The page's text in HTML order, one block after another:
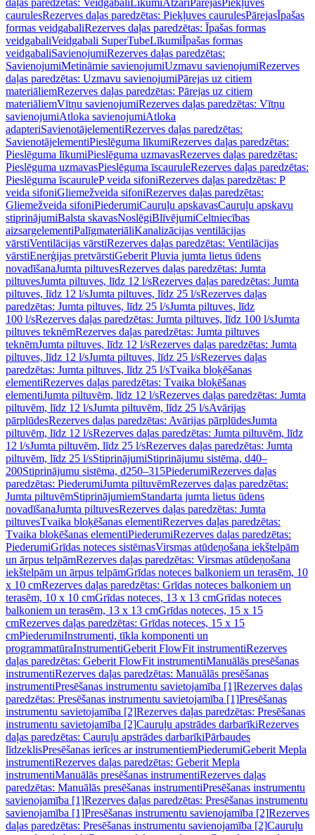
daļas paredzētas: Veidgabali LīkumiAtzari PārejasPiekļuves
caurulesRezerves daļas paredzētas: Piekļuves caurulesPārejasĪpašas
formas veidgabaliRezerves daļas paredzētas: Īpašas formas
veidgabaliVeidgabali SuperTubeLīkumiĪpašas formas
veidgabaliSavienojumiRezerves daļas paredzētas:
SavienojumiMetināmie savienojumiUzmavu savienojumiRezerves
daļas paredzētas: Uzmavu savienojumiPārejas uz citiem
materiāliemRezerves daļas paredzētas: Pārejas uz citiem
materiāliemVītņu savienojumiRezerves daļas paredzētas: Vītņu
savienojumiAtloka savienojumiAtloka
adapteriSavienotājelementiRezerves daļas paredzētas:
SavienotājelementiPieslēguma līkumiRezerves daļas paredzētas:
Pieslēguma līkumiPieslēguma uzmavasRezerves daļas paredzētas:
Pieslēguma uzmavasPieslēguma īscauruleRezerves daļas paredzētas:
Pieslēguma īscauruleP veida sifoniRezerves daļas paredzētas: P
veida sifoniGliemežveida sifoniRezerves daļas paredzētas:
Gliemežveida sifoniPiederumiCauruļu apskavasCauruļu apskavu
stiprinājumiBalsta skavasNoslēgiBlīvējumiCeltniecības
aizsargelementiPalīgmateriāliKanalizācijas ventilācijas
vārstiVentilācijas vārstiRezerves daļas paredzētas: Ventilācijas
vārstiEnerģijas pretvārstiGeberit Pluvia jumta lietus ūdens
novadīšanaJumta piltuvesRezerves daļas paredzētas: Jumta
piltuvesJumta piltuves, līdz 12 l/sRezerves daļas paredzētas: Jumta
piltuves, līdz 12 l/sJumta piltuves, līdz 25 l/sRezerves daļas
paredzētas: Jumta piltuves, līdz 25 l/sJumta piltuves, līdz
100 l/sRezerves daļas paredzētas: Jumta piltuves, līdz 100 l/sJumta
piltuves teknēmRezerves daļas paredzētas: Jumta piltuves
teknēmJumta piltuves, līdz 12 l/sRezerves daļas paredzētas: Jumta
piltuves, līdz 12 l/sJumta piltuves, līdz 25 l/sRezerves daļas
paredzētas: Jumta piltuves, līdz 25 l/sTvaika bloķēšanas
elementiRezerves daļas paredzētas: Tvaika bloķēšanas
elementiJumta piltuvēm, līdz 12 l/sRezerves daļas paredzētas: Jumta
piltuvēm, līdz 12 l/sJumta piltuvēm, līdz 25 l/sAvārijas
pārplūdesRezerves daļas paredzētas: Avārijas pārplūdesJumta
piltuvēm, līdz 12 l/sRezerves daļas paredzētas: Jumta piltuvēm, līdz
12 l/sJumta piltuvēm, līdz 25 l/sRezerves daļas paredzētas: Jumta
piltuvēm, līdz 25 l/sStiprinājumiStiprinājumu sistēma, d40–
200Stiprinājumu sistēma, d250–315PiederumiRezerves daļas
paredzētas: PiederumiJumta piltuvēmRezerves daļas paredzētas:
Jumta piltuvēmStiprinājumiemStandarta jumta lietus ūdens
novadīšanaJumta piltuvesRezerves daļas paredzētas: Jumta
piltuvesTvaika bloķēšanas elementiRezerves daļas paredzētas:
Tvaika bloķēšanas elementiPiederumiRezerves daļas paredzētas:
PiederumiGrīdas noteces sistēmasVirsmas atūdeņošana iekštelpām
un ārpus telpāmRezerves daļas paredzētas: Virsmas atūdeņošana
iekštelpām un ārpus telpāmGrīdas noteces balkoniem un terasēm, 10
x 10 cmRezerves daļas paredzētas: Grīdas noteces balkoniem un
terasēm, 10 x 10 cmGrīdas noteces, 13 x 13 cmGrīdas noteces
balkoniem un terasēm, 13 x 13 cmGrīdas noteces, 15 x 15
cmRezerves daļas paredzētas: Grīdas noteces, 15 x 15
cmPiederumiInstrumenti, tīkla komponenti un
programmatūraInstrumentiGeberit FlowFit instrumentiRezerves
daļas paredzētas: Geberit FlowFit instrumentiManuālās presēšanas
instrumentiRezerves daļas paredzētas: Manuālās presēšanas
instrumentiPresēšanas instrumentu savietojamība [1]Rezerves daļas
paredzētas: Presēšanas instrumentu savietojamība [1]Presēšanas
instrumentu savietojamība [2]Rezerves daļas paredzētas: Presēšanas
instrumentu savietojamība [2]Cauruļu apstrādes darbarīkiRezerves
daļas paredzētas: Cauruļu apstrādes darbarīkiPārbaudes
līdzeklisPresēšanas ierīces ar instrumentiemPiederumiGeberit Mepla
instrumentiRezerves daļas paredzētas: Geberit Mepla
instrumentiManuālās presēšanas instrumentiRezerves daļas
paredzētas: Manuālās presēšanas instrumentiPresēšanas instrumentu
savienojamība [1]Rezerves daļas paredzētas: Presēšanas instrumentu
savienojamība [1]Presēšanas instrumentu savienojamība [2]Rezerves
daļas paredzētas: Presēšanas instrumentu savienojamība [2]Cauruļu